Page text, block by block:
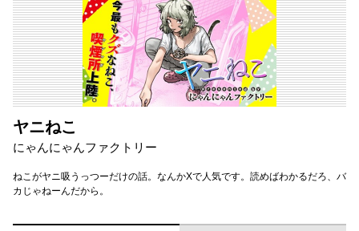
ヤニねこ
にゃんにゃんファクトリー
ねこがヤニ吸うっつーだけの話。なんかXで人気です。読めばわかるだろ、バ
カじゃねーんだから。